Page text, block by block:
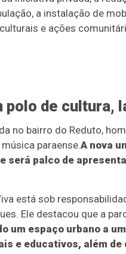
a instalação de
e ações
de cultura,
no bairro do Reduto,
paraense.A nova
será palco de
está sob
Ele destacou que a
um espaço urbano a
e educativos, além